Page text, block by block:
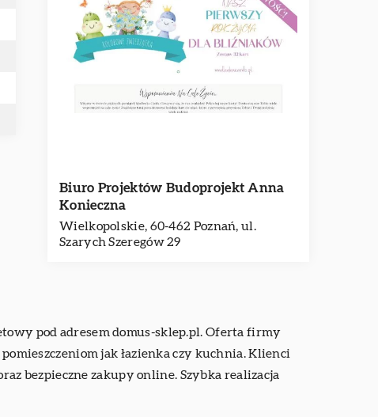
Biuro Projektów Budoprojekt Anna
Konieczna
Wielkopolskie, 60-462 Poznań, ul.
Szarych Szeregów 29
pod adresem domus-sklep.pl. Oferta firmy
jak łazienka czy kuchnia. Klienci
bezpieczne zakupy online. Szybka realizacja